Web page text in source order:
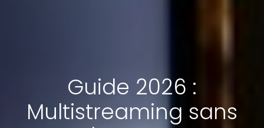
Guide 2026 :
Multistreaming sans